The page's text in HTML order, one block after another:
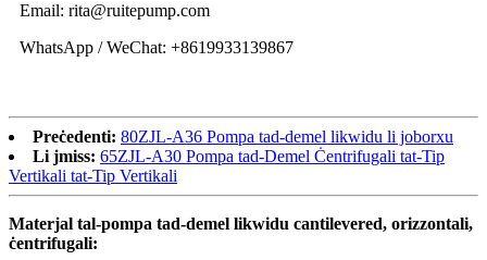
Email: rita@ruitepump.com
WhatsApp / WeChat: +8619933139867
Preċedenti: 80ZJL-A36 Pompa tad-demel likwidu li joborxu
Li jmiss: 65ZJL-A30 Pompa tad-Demel Ċentrifugali tat-Tip
Vertikali tat-Tip Vertikali
Materjal tal-pompa tad-demel likwidu cantilevered, orizzontali,
ċentrifugali: